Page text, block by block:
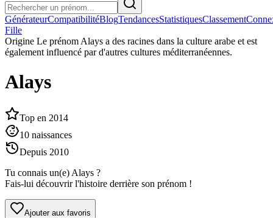
GénérateurCompatibilitéBlogTendancesStatistiquesClassement
Fille
Origine Le prénom Alays a des racines dans la culture arabe et est
également influencé par d'autres cultures méditerranéennes.
Alays
Top en 2014
10 naissances
Depuis 2010
Tu connais un(e) Alays ?
Fais-lui découvrir l'histoire derrière son prénom !
Ajouter aux favoris